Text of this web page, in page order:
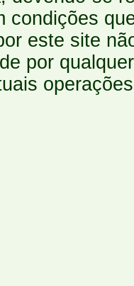
condições
este site
por